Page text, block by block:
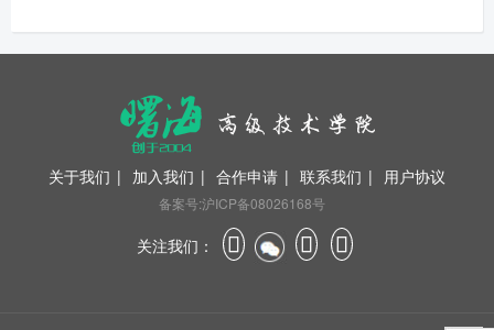
关于我们 | 加入我们 | 合作申请 | 联系我们 | 用户协议
备案号:沪ICP备08026168号
关注我们：